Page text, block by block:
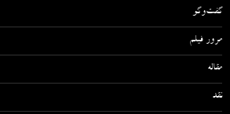
گفت‌وگو
مرور فیلم
مقاله‌
نقد